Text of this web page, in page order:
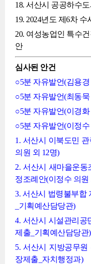
18. 서산시 공공하수
19. 2024년도 제6차
20. 여성농업인 특수
안
심사된 안건
○5분 자유발언(김용경
○5분 자유발언(최동묵
○5분 자유발언(이경화
○5분 자유발언(이정수
1. 서산시 이북도민
의원 외 12명)
2. 서산시 새마을운
정조례안(이정수 의원
3. 서산시 법령불부합
_기획예산담당관)
4. 서산시 시설관리공
제출_기획예산담당관)
5. 서산시 지방공무원
장제출_자치행정과)